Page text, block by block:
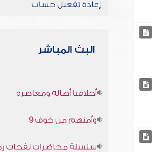
إعادة تفعيل حساب
البث المباشر
أخلاقنا أصالة ومعاصرة
وأمنهم من خوف 9
سلسلة محاضرات نفحات